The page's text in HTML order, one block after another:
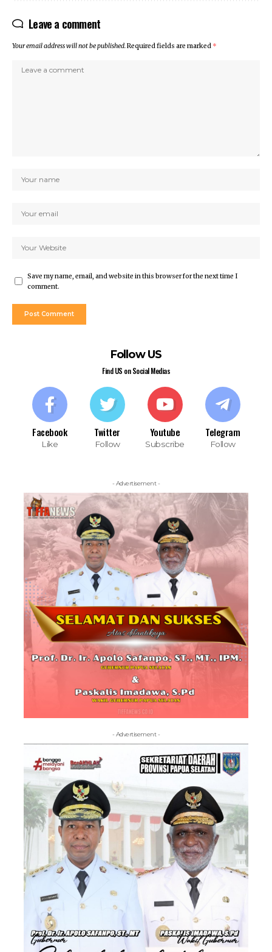
Leave a comment
Your email address will not be published.Required fields are marked *
Save my name, email, and website in this browser for the next time I
comment.
Follow US
Find US on Social Medias
Facebook
Like
Twitter
Follow
Youtube
Subscribe
Telegram
Follow
- Advertisement -
- Advertisement -